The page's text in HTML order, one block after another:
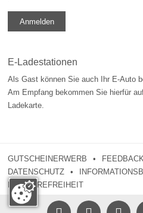
Anmelden
E-Ladestationen
Als Gast können Sie auch Ihr E-Auto
Am Empfang bekommen Sie hierfür
Ladekarte.
GUTSCHEINERWERB FEEDBACK
DATENSCHUTZ
BARRIEREFREIHEIT